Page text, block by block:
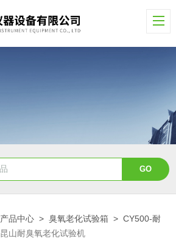
产品中心 >臭氧老化试验箱 >CY500-耐
昆山耐臭氧老化试验机